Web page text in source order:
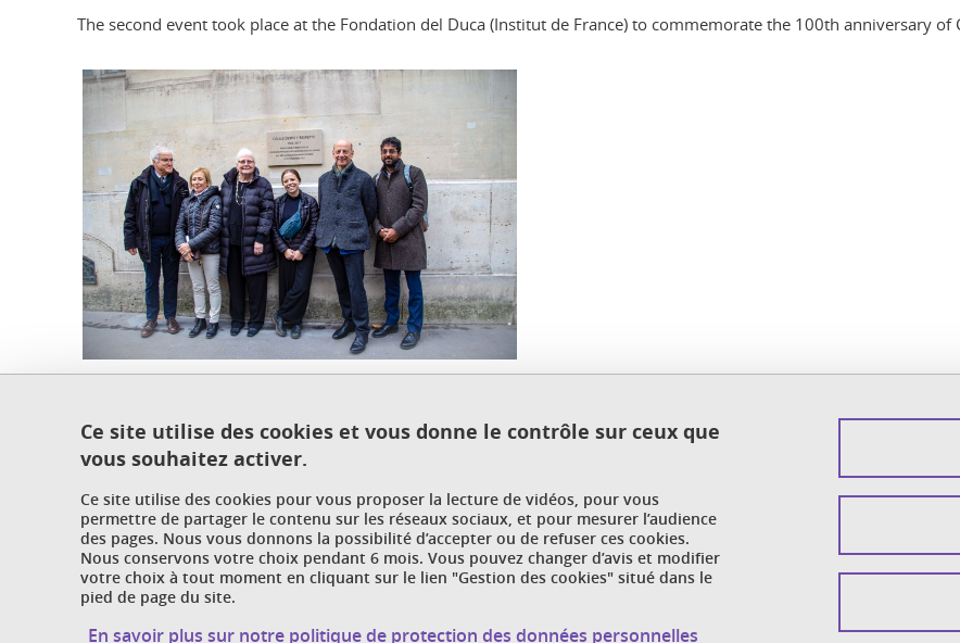
The second event took place at the Fondation del Duca (Institut de France) to commemorate the 100th anniversary of
Imprimer Partager
Publié le 8 décembre 2022
Mis à jour le 8 décembre 2022
Ce site utilise des cookies et vous donne le contrôle sur ceux que
vous souhaitez activer.
Ce site utilise des cookies pour vous proposer la lecture de vidéos, pour vous
permettre de partager le contenu sur les réseaux sociaux, et pour mesurer l’audience
des pages. Nous vous donnons la possibilité d’accepter ou de refuser ces cookies.
Nous conservons votre choix pendant 6 mois. Vous pouvez changer d’avis et modifier
votre choix à tout moment en cliquant sur le lien "Gestion des cookies" situé dans le
pied de page du site.
En savoir plus sur notre politique de protection des données personnelles